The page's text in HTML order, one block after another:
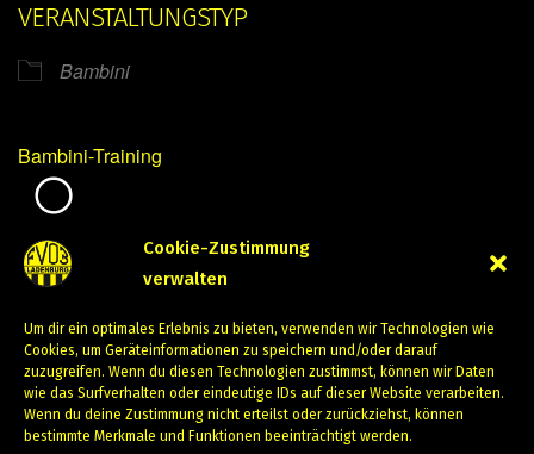
Cookie-Zustimmung
verwalten
Um dir ein optimales Erlebnis zu bieten, verwenden wir Technologien wie
Cookies, um Geräteinformationen zu speichern und/oder darauf
zuzugreifen. Wenn du diesen Technologien zustimmst, können wir Daten
wie das Surfverhalten oder eindeutige IDs auf dieser Website verarbeiten.
Wenn du deine Zustimmung nicht erteilst oder zurückziehst, können
bestimmte Merkmale und Funktionen beeinträchtigt werden.
VERANSTALTUNGSTYP
Bambini
Bambini-Training
Februar 16, 2024
PREVIOUS